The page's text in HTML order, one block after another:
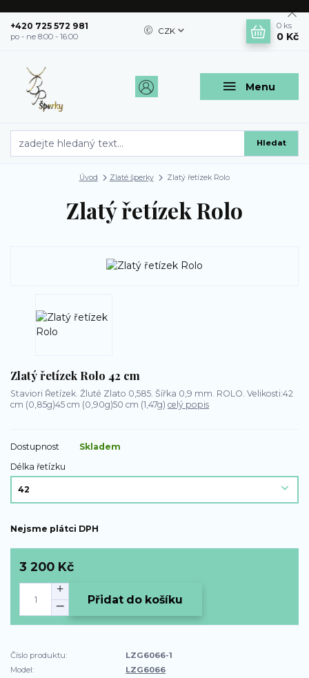
Menu
CZK
Hledat
+420 725 572 981
po - ne 8:00 - 16:00
0 ks
0 Kč
Úvod Zlaté šperky Zlatý řetízek Rolo
Zlatý řetízek Rolo
Zlatý řetízek Rolo 42 cm
Staviori Řetízek. Žluté Zlato 0,585. Šířka 0,9 mm. ROLO. Velikosti:42
cm (0,85g)45 cm (0,90g)50 cm (1,47g) celý popis
Dostupnost
Skladem
Délka řetízku
Nejsme plátci DPH
3 200 Kč
Přidat do košíku
Číslo produktu:
LZG6066-1
Model:
LZG6066